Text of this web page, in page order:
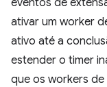
eventos de
ativar um worker
ativo até a
estender o timer
que os workers